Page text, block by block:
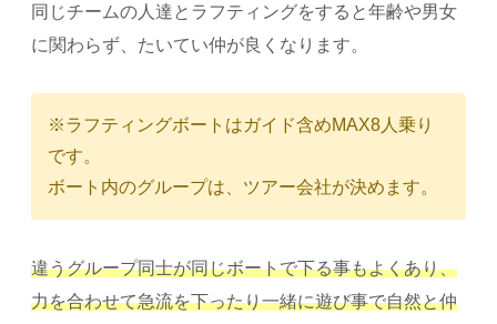
同じチームの人達とラフティングをすると年齢や男女
に関わらず、たいてい仲が良くなります。
※ラフティングボートはガイド含めMAX8人乗り
です。
ボート内のグループは、ツアー会社が決めます。
違うグループ同士が同じボートで下る事もよくあり、
力を合わせて急流を下ったり一緒に遊び事で自然と仲